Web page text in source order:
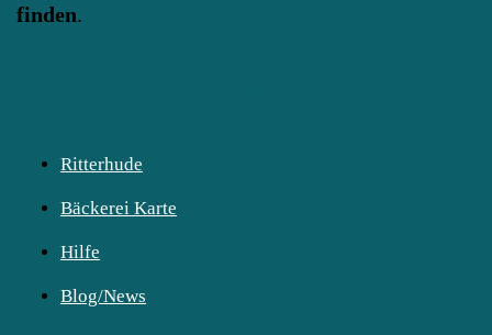
finden.
Ritterhude
Bäckerei Karte
Hilfe
Blog/News